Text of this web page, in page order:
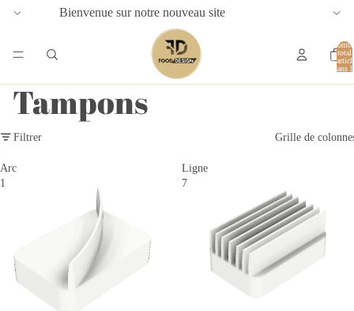
Bienvenue sur notre nouveau site
total
dans
Tampons
Filtrer Grille de
Arc
1
Ligne
7